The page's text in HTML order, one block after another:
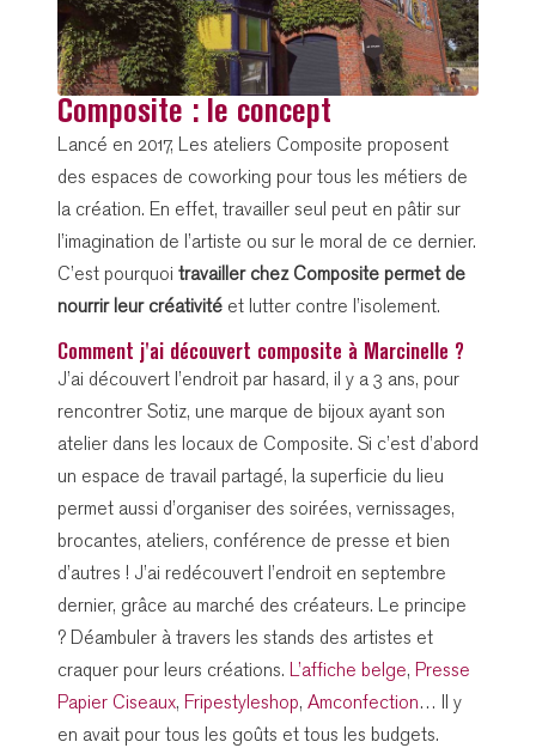
Composite : le concept
Lancé en 2017, Les ateliers Composite proposent
des espaces de coworking pour tous les métiers de
la création. En effet, travailler seul peut en pâtir sur
l’imagination de l’artiste ou sur le moral de ce dernier.
C’est pourquoi travailler chez Composite permet de
nourrir leur créativité et lutter contre l’isolement.
Comment j'ai découvert composite à Marcinelle ?
J’ai découvert l’endroit par hasard, il y a 3 ans, pour
rencontrer Sotiz, une marque de bijoux ayant son
atelier dans les locaux de Composite. Si c’est d’abord
un espace de travail partagé, la superficie du lieu
permet aussi d’organiser des soirées, vernissages,
brocantes, ateliers, conférence de presse et bien
d’autres ! J’ai redécouvert l’endroit en septembre
dernier, grâce au marché des créateurs. Le principe
? Déambuler à travers les stands des artistes et
craquer pour leurs créations. L’affiche belge, Presse
Papier Ciseaux, Fripestyleshop, Amconfection … Il y
en avait pour tous les goûts et tous les budgets.